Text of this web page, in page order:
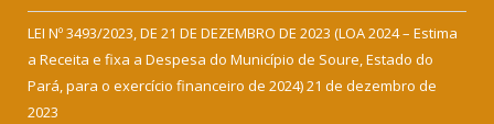
LEI Nº 3493/2023, DE 21 DE DEZEMBRO DE 2023 (LOA 2024 – Estima
a Receita e fixa a Despesa do Município de Soure, Estado do
Pará, para o exercício financeiro de 2024)21 de dezembro de
2023